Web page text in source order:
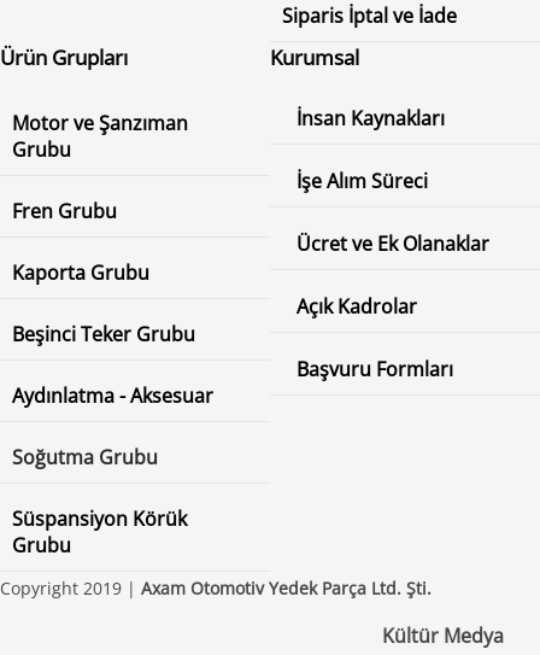
Siparis İptal ve İade
Ürün Grupları
Motor ve Şanzıman
Grubu
Fren Grubu
Kaporta Grubu
Beşinci Teker Grubu
Aydınlatma - Aksesuar
Soğutma Grubu
Süspansiyon Körük
Grubu
Kurumsal
İnsan Kaynakları
İşe Alım Süreci
Ücret ve Ek Olanaklar
Açık Kadrolar
Başvuru Formları
Copyright 2019 | Axam Otomotiv Yedek Parça Ltd. Şti.
Kültür Medya